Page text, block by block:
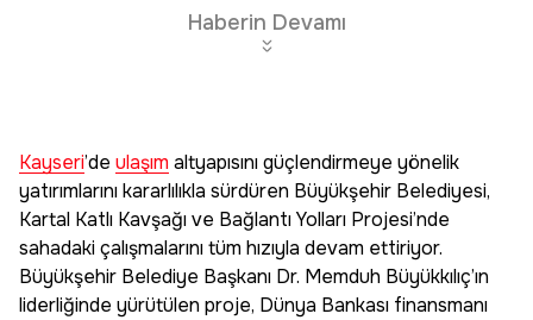
Haberin Devamı
Kayseri’de ulaşım altyapısını güçlendirmeye yönelik
yatırımlarını kararlılıkla sürdüren Büyükşehir Belediyesi,
Kartal Katlı Kavşağı ve Bağlantı Yolları Projesi’nde
sahadaki çalışmalarını tüm hızıyla devam ettiriyor.
Büyükşehir Belediye Başkanı Dr. Memduh Büyükkılıç’ın
liderliğinde yürütülen proje, Dünya Bankası finansmanı